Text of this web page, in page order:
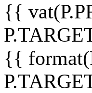
{{
{{